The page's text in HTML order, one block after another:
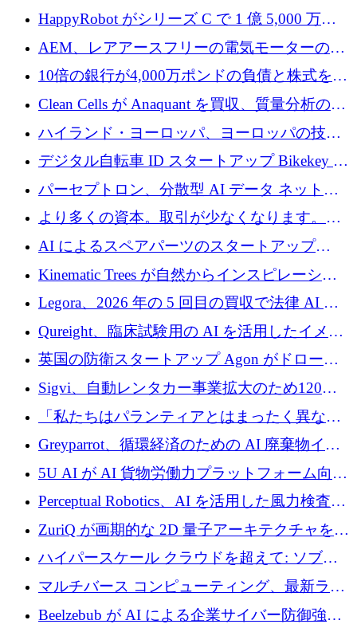
に 600 万ユーロを調達
HappyRobot がシリーズ C で 1 億 5,000 万ド
ルを獲得し、企業運営向けにエージェント AI
を拡張
AEM、レアアースフリーの電気モーターの革
新を加速するために1,600万ポンドを確保
10倍の銀行が4,000万ポンドの負債と株式を調
達
Clean Cells が Anaquant を買収、質量分析の専
門知識によるバイオ医薬品の品質管理を拡大
ハイランド・ヨーロッパ、ヨーロッパの技術
規模拡大を支援するために11億ユーロのファ
ンドVIを閉鎖
デジタル自転車 ID スタートアップ Bikekey が
TÖNNJES への投資を確保
パーセプトロン、分散型 AI データ ネットワ
ークの構築に 650 万ドルを調達
より多くの資本。取引が少なくなります。
2026 年上半期がヨーロッパのテクノロジーに
ついて語ること
AI によるスペアパーツのスタートアップ
Intropy が 1,100 万ドルを調達
Kinematic Trees が自然からインスピレーショ
ンを得たロボット ソフトウェアを拡張するた
めに 58 万 5,000 ポンドを調達
Legora、2026 年の 5 回目の買収で法律 AI ス
タートアップ Wexler を買収
Qureight、臨床試験用の AI を活用したイメー
ジング プラットフォームを拡張するためにシ
リーズ B で 2,000 万ドルを確保
英国の防衛スタートアップ Agon がドローン
攻撃に対抗する仮想戦場を構築、3,000 万ドル
を調達
Sigvi、自動レンタカー事業拡大のため120万
ユーロを調達
「私たちはパランティアとはまったく異なる
会社です」とフランス人の「控えめな」後任
者は言う
Greyparrot、循環経済のための AI 廃棄物イン
テリジェンスを拡張するためにシリーズ B で
2,700 万ドルを確保
5U AI が AI 貨物労働力プラットフォーム向け
に 320 万ドルのプレシードを獲得
Perceptual Robotics、AI を活用した風力検査の
規模拡大に向けて 400 万ポンド以上を確保
ZuriQ が画期的な 2D 量子アーキテクチャを拡
張するために 2,550 万ドルを調達
ハイパースケール クラウドを超えて: ソブリ
ン コンピューティングに対する DFINITY の
ビジョン
マルチバース コンピューティング、最新ラウ
ンドで最大 5 億 7,000 万ドルを目標
Beelzebub が AI による企業サイバー防御強化